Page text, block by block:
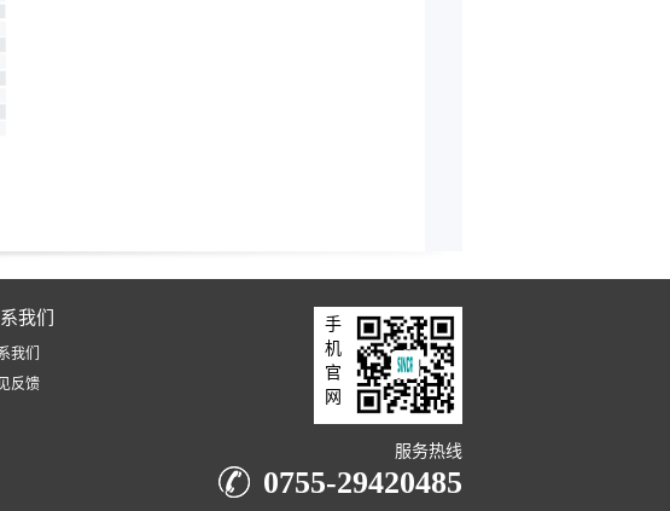
我们
我们
反馈
手
机
官
网
服务热线
0755-29420485